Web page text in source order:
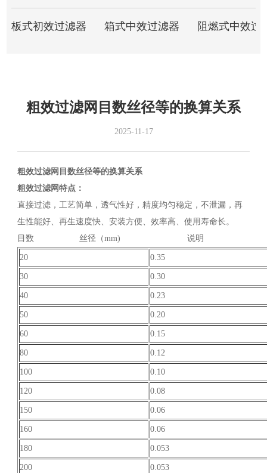
板式初效过滤器 箱式中效过滤器 阻燃式中效过
粗效过滤网目数丝径等的换算关系
2025-11-17
粗效过滤网目数丝径等的换算关系
粗效过滤网特点：
直接过滤，工艺简单，透气性好，精度均匀稳定，不泄漏，再
生性能好、再生速度快、安装方便、效率高、使用寿命长。
目数 丝径（mm) 说明
20 0.35
30 0.30
40 0.23
50 0.20
60 0.15
80 0.12
100 0.10
120 0.08
150 0.06
160 0.06
180 0.053
200 0.053